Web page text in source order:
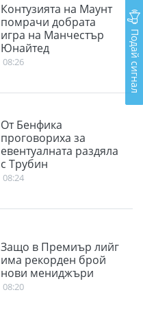
Контузията на Маунт
помрачи добрата
игра на Манчестър
Юнайтед
08:26
От Бенфика
проговориха за
евентуалната раздяла
с Трубин
08:24
Защо в Премиър лийг
има рекорден брой
нови мениджъри
08:20
Подай сигнал